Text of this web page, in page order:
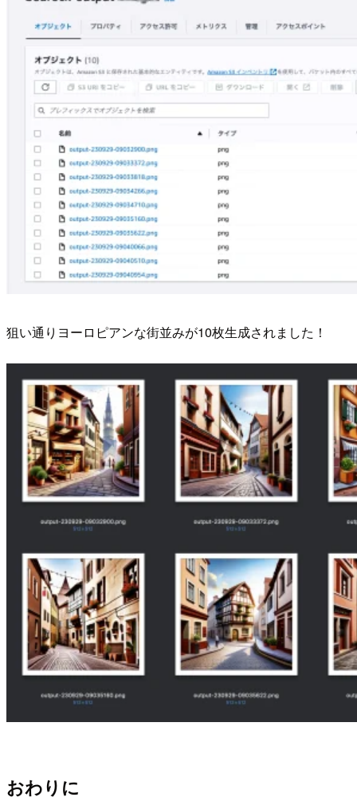
狙い通りヨーロピアンな街並みが10枚生成されました！
おわりに